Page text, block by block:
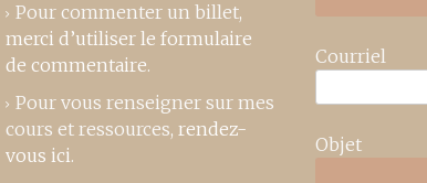
Pour commenter un billet,
merci d’utiliser le formulaire
de commentaire.
Pour vous renseigner sur mes
cours et ressources, rendez-
vous ici.
Courriel
Objet